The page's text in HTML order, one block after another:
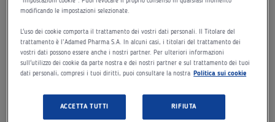
modificando le impostazioni selezionate.
L'uso dei cookie comporta il trattamento dei vostri dati personali. Il Titolare del
trattamento è l’Adamed Pharma S.A. In alcuni casi, i titolari del trattamento dei
vostri dati possono essere anche i nostri partner. Per ulteriori informazioni
sull'utilizzo dei cookie da parte nostra e dei nostri partner e sul trattamento dei tuoi
dati personali, compresi i tuoi diritti, puoi consultare la nostra Politica sui cookie
ACCETTA TUTTI RIFIUTA